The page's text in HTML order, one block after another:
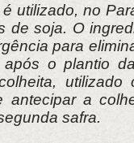
utilizado, no
de soja. O
para
o plantio
antecipar a
safra.